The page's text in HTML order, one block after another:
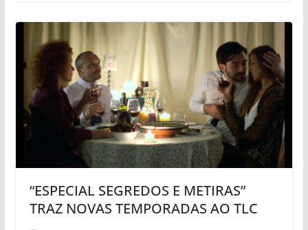
“ESPECIAL SEGREDOS E METIRAS”
TRAZ NOVAS TEMPORADAS AO TLC